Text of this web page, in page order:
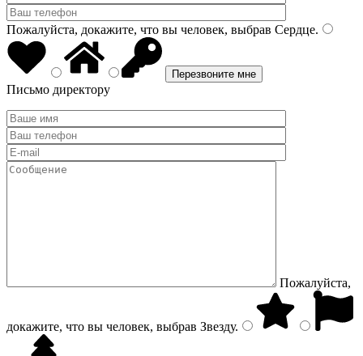
Пожалуйста, докажите, что вы человек, выбрав Сердце.
Письмо директору
Пожалуйста,
докажите, что вы человек, выбрав Звезду.